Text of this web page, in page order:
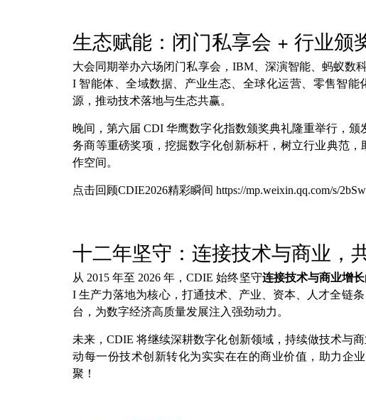
生态赋能：闭门私享会 + 行业颁
大会同期举办六场闭门私享会，IBM、深演智能、蚂蚁数
I 智能体、全域数据、产业生态、全球化运营、零售智
源，推动技术落地与生态共赢。
晚间，第六届 CDI 华鹰数字化指数颁奖典礼隆重举行，
务商等重磅奖项，挖掘数字化创新标杆，树立行业典范
作空间。
点击回顾CDIE2026精彩瞬间 https://mp.weixin.qq.com/s/
十二年坚守：连接技术与商业，
从 2015 年至 2026 年，CDIE 始终坚守连接技术与商业增长
I 生产力落地为核心，打通技术、产业、资本、人才全链
台，为数字经济高质量发展注入强劲动力。
未来，CDIE 将继续深耕数字化创新领域，持续做技术与
动每一份技术创新转化为实实在在的商业价值，助力企
聚！